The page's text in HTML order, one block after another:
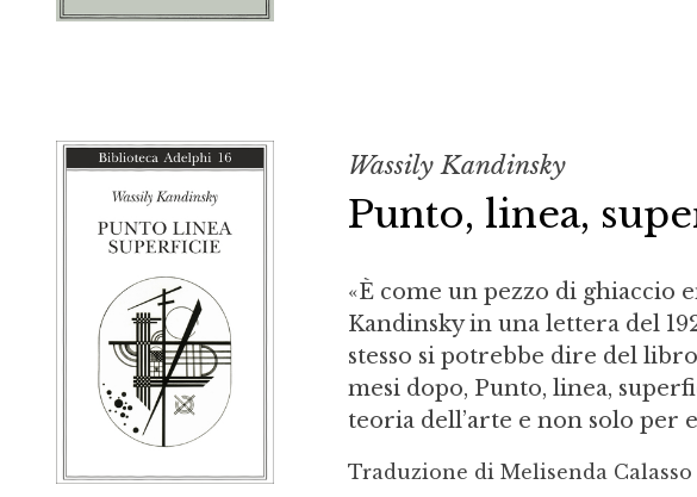
Wassily Kandinsky
Punto, linea,
«È come un pezzo di ghiaccio
Kandinsky in una lettera del
stesso si potrebbe dire del
mesi dopo, Punto, linea,
teoria dell’arte e non solo per
Traduzione di Melisenda Calasso